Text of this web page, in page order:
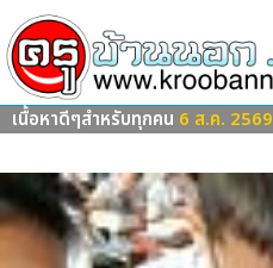
เนื้อหาดีๆสำหรับทุกคน 6 ส.ค. 2569